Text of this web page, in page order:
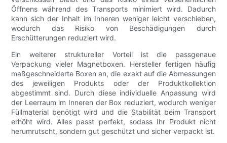
Öffnens während des Transports minimiert wird. Dadurch
kann sich der Inhalt im Inneren weniger leicht verschieben,
wodurch das Risiko von Beschädigungen durch
Erschütterungen reduziert wird.
Ein weiterer struktureller Vorteil ist die passgenaue
Verpackung vieler Magnetboxen. Hersteller fertigen häufig
maßgeschneiderte Boxen an, die exakt auf die Abmessungen
des jeweiligen Produkts oder der Produktkollektion
abgestimmt sind. Durch diese individuelle Anpassung wird
der Leerraum im Inneren der Box reduziert, wodurch weniger
Füllmaterial benötigt wird und die Stabilität beim Transport
erhöht wird. Alles passt perfekt, sodass Ihr Produkt nicht
herumrutscht, sondern gut geschützt und sicher verpackt ist.